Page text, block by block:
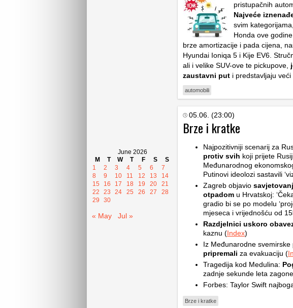
June 2026
M
T W T F S
S
1
2 3 4 5 6
7
8
9 10 11 12 13
14
15
16 17 18 19 20
21
22
23 24 25 26 27
28
29
30
« May Jul »
pristupačnih
Najveće
svim
Honda ove
brze amortizacije i pada cijena,
Hyundai Ioniqa 5 i Kije EV6.
ali i velike SUV-ove te pickupove,
zaustavni put i predstavljaju veći
automobili
05.06. (23:00)
Brze i kratke
Najpozitivniji scenarij za
protiv svih koji prijete
Međunarodnog
Putinovi ideolozi sastavili
Zagreb objavio
otpadom u Hrvatskoj:
gradio bi se po modelu
mjeseca i vrijednošću od
Razdjelnici uskoro
kaznu (Index)
Iz Međunarodne svemirske
pripremali za evakuaciju (
Tragedija kod Medulina:
zadnje sekunde leta
Forbes: Taylor Swift
Brze i kratke